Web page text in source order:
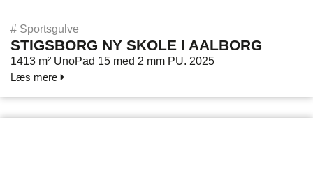
# Sportsgulve
STIGSBORG NY SKOLE I AALBORG
1413 m² UnoPad 15 med 2 mm PU. 2025
Læs mere